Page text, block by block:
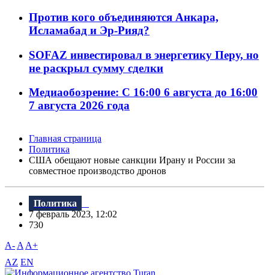
Против кого объединяются Анкара,
Исламабад и Эр-Рияд?
SOFAZ инвестировал в энергетику Перу, но
не раскрыл сумму сделки
Медиаобозрение: С 16:00 6 августа до 16:00
7 августа 2026 года
Главная страница
Политика
США обещают новые санкции Ирану и России за
совместное производство дронов
Политика
7 февраль 2023, 12:02
730
A- A A+
AZ EN